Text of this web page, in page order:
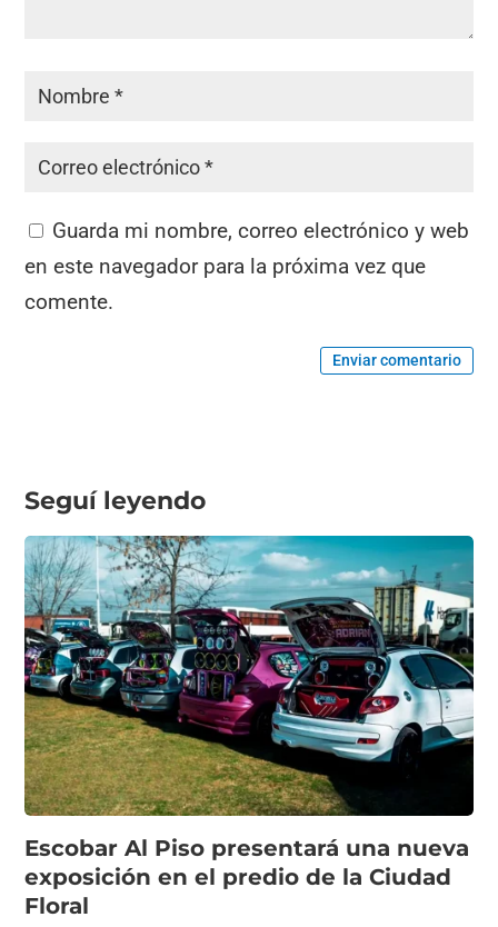
Guarda mi nombre, correo electrónico y web
en este navegador para la próxima vez que
comente.
Enviar comentario
Seguí leyendo
Escobar Al Piso presentará una nueva
exposición en el predio de la Ciudad
Floral